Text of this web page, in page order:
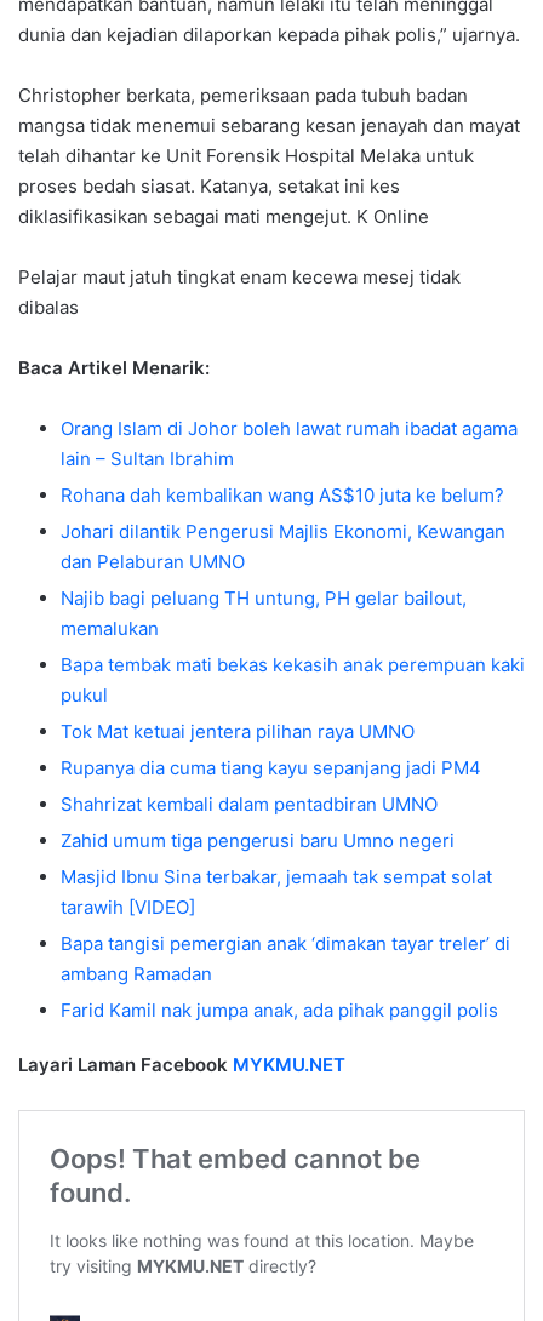
dunia dan kejadian dilaporkan kepada pihak polis,” ujarnya.
Christopher berkata, pemeriksaan pada tubuh badan
mangsa tidak menemui sebarang kesan jenayah dan mayat
telah dihantar ke Unit Forensik Hospital Melaka untuk
proses bedah siasat. Katanya, setakat ini kes
diklasifikasikan sebagai mati mengejut. K Online
Pelajar maut jatuh tingkat enam kecewa mesej tidak
dibalas
Baca Artikel Menarik:
Orang Islam di Johor boleh lawat rumah ibadat agama
lain – Sultan Ibrahim
Rohana dah kembalikan wang AS$10 juta ke belum?
Johari dilantik Pengerusi Majlis Ekonomi, Kewangan
dan Pelaburan UMNO
Najib bagi peluang TH untung, PH gelar bailout,
memalukan
Bapa tembak mati bekas kekasih anak perempuan kaki
pukul
Tok Mat ketuai jentera pilihan raya UMNO
Rupanya dia cuma tiang kayu sepanjang jadi PM4
Shahrizat kembali dalam pentadbiran UMNO
Zahid umum tiga pengerusi baru Umno negeri
Masjid Ibnu Sina terbakar, jemaah tak sempat solat
tarawih [VIDEO]
Bapa tangisi pemergian anak ‘dimakan tayar treler’ di
ambang Ramadan
Farid Kamil nak jumpa anak, ada pihak panggil polis
Layari Laman Facebook MYKMU.NET